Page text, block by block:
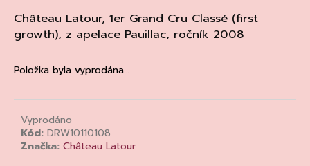
Château Latour, 1er Grand Cru Classé (first
growth), z apelace Pauillac, ročník 2008
Položka byla vyprodána…
Vyprodáno
Kód: DRW10110108
Značka: Château Latour
a
j
t